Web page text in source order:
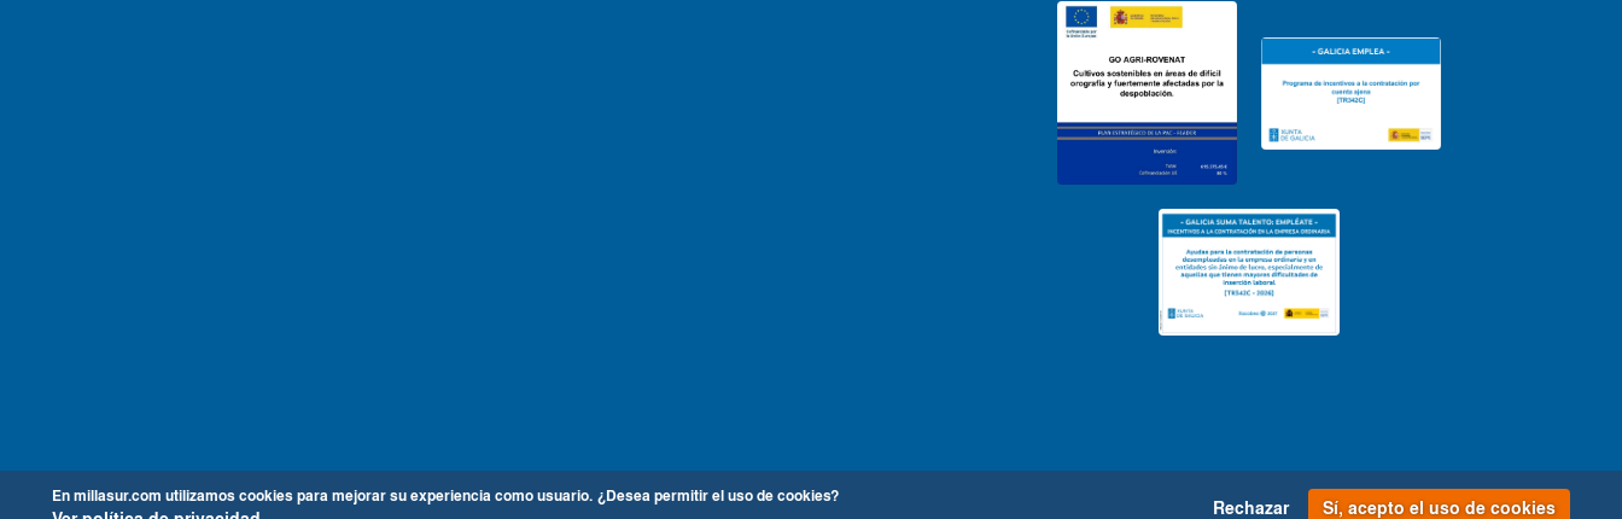
En millasur.com utilizamos cookies para mejorar su experiencia como usuario. ¿Desea permitir el uso de cookies?
Rechazar Sí, acepto el uso de cookies